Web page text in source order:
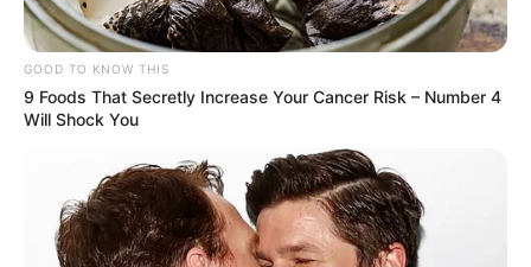
GOOD TO KNOW THIS
9 Foods That Secretly Increase Your Cancer Risk – Number 4
Will Shock You